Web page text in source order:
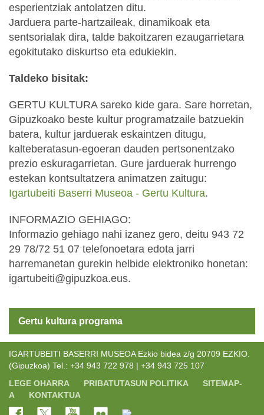
esperientziak antolatzen ditu.
Jarduera parte-hartzaileak, dinamikoak eta
sentsorialak dira, talde bakoitzaren ezaugarrietara
egokitutako diskurtso eta edukiekin.
Taldeko bisitak:
GERTU KULTURA sareko kide gara. Sare horretan,
Gipuzkoako beste kultur programatzaile batzuekin
batera, kultur jarduerak eskaintzen ditugu,
kalteberatasun-egoeran dauden pertsonentzako
prezio eskuragarrietan. Gure jarduerak hurrengo
estekan kontsultatzera animatzen zaitugu:
Igartubeiti Baserri Museoa - Gertu Kultura.
INFORMAZIO GEHIAGO:
Informazio gehiago nahi izanez gero, deitu 943 72
29 78/72 51 07 telefonoetara edota jarri
harremanetan gurekin helbide elektroniko honetan:
igartubeiti@gipuzkoa.eus.
Gertu kultura programa
IGARTUBEITI BASERRI MUSEOA Ezkio bidea z/g 20709 EZKIO.
(Gipuzkoa) Tel.: +34 943 722 978 | +34 943 725 107
LEGE OHARRA
PRIBATUTASUN POLITIKA
SITEMAP-
A
KONTAKTUA